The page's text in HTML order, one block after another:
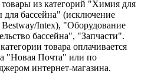
товары из категорий "Химия для
для бассейна" (исключение
Bestway/Intex), "Оборудование
бассейна", "Запчасти".
товара оплачивается
"Новая Почта" или по
интернет-магазина.